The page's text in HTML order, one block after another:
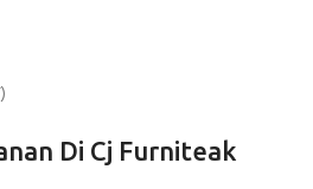
Di Cj Furniteak